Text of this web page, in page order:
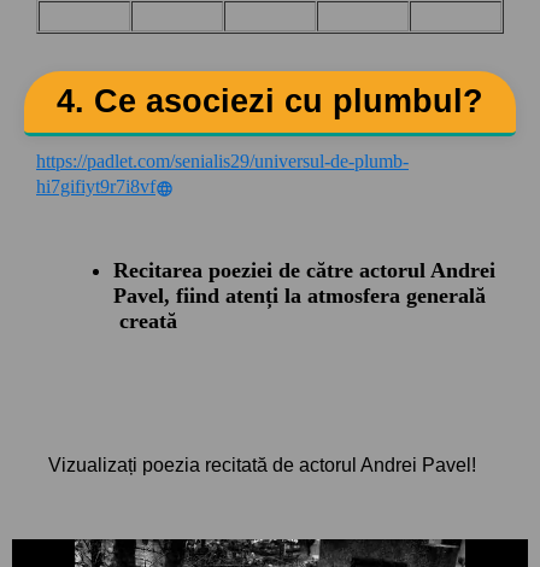
4. Ce asociezi cu plumbul?
https://padlet.com/senialis29/universul-de-plumb-
hi7gifiyt9r7i8vf
Recitarea poeziei de către actorul Andrei
Pavel, fiind atenți la atmosfera generală
creată
Vizualizați poezia recitată de actorul Andrei Pavel!